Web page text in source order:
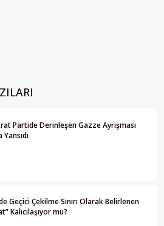
Partide Derinleşen Gazze Ayrışması
Yansıdı
Geçici Çekilme Sınırı Olarak Belirlenen
Kalıcılaşıyor mu?